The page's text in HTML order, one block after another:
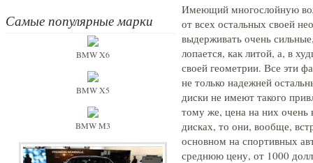
Самые популярные марки
BMW X6
BMW X5
BMW M3
Имеющий многослойную
от всех остальных своей
выдерживать очень
лопается, как литой, а, в
своей геометрии. Все эти
не только надежней
диски не имеют такого
тому же, цена на них очень
дисках, то они, вообще,
основном на спортивных
среднюю цену, от 1000